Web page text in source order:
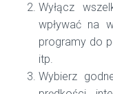
Wyłącz
wpływać na
programy do
itp.
Wybierz